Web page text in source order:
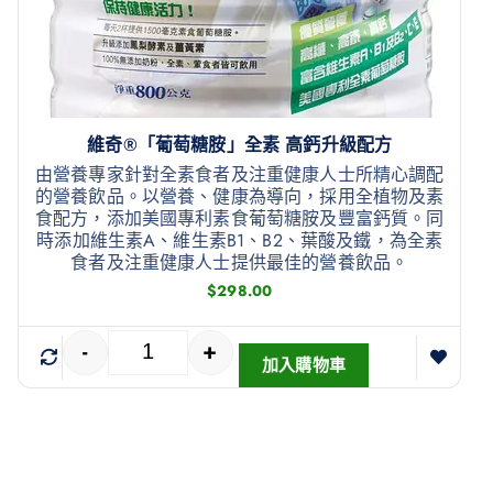
維奇®「葡萄糖胺」全素 高鈣升級配方
由營養專家針對全素食者及注重健康人士所精心調配
的營養飲品。以營養、健康為導向，採用全植物及素
食配方，添加美國專利素食葡萄糖胺及豐富鈣質。同
時添加維生素A、維生素B1、B2、葉酸及鐵，為全素
食者及注重健康人士提供最佳的營養飲品。
$298.00
- + 加入購物車